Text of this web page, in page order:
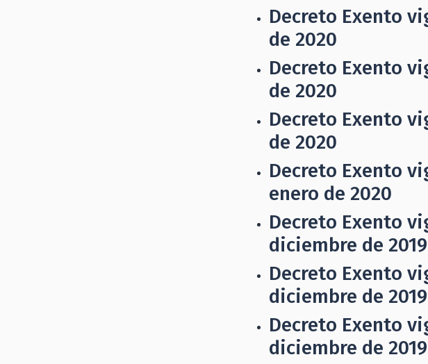
Decreto Exento
de 2020
Decreto Exento
de 2020
Decreto Exento
de 2020
Decreto Exento
enero de 2020
Decreto Exento
diciembre de 2019
Decreto Exento
diciembre de 2019
Decreto Exento
diciembre de 2019